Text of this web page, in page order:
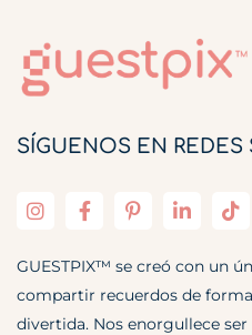
SÍGUENOS EN REDES
GUESTPIX™ se creó con un
compartir recuerdos de
divertida. Nos enorgullece ser